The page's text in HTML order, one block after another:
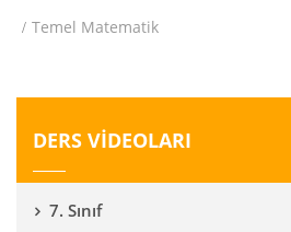
Temel Matematik
DERS VİDEOLARI
7. Sınıf